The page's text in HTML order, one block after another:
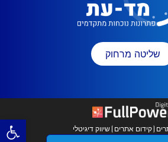
שליטה מרחוק
קידום אתרים שיווק דיגיטלי